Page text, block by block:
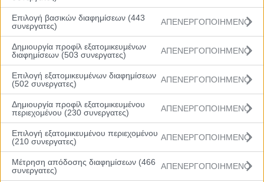
Επιλογή βασικών διαφημίσεων (443
συνεργατες)
ΑΠΕΝΕΡΓΟΠΟΙΗΜΕΝΟ
Δημιουργία προφίλ εξατομικευμένων
διαφημίσεων (503 συνεργατες)
ΑΠΕΝΕΡΓΟΠΟΙΗΜΕΝΟ
Επιλογή εξατομικευμένων διαφημίσεων
(502 συνεργατες)
ΑΠΕΝΕΡΓΟΠΟΙΗΜΕΝΟ
Δημιουργία προφίλ εξατομικευμένου
περιεχομένου (230 συνεργατες)
ΑΠΕΝΕΡΓΟΠΟΙΗΜΕΝΟ
Επιλογή εξατομικευμένου περιεχομένου
(210 συνεργατες)
ΑΠΕΝΕΡΓΟΠΟΙΗΜΕΝΟ
Μέτρηση απόδοσης διαφημίσεων (466
συνεργατες)
ΑΠΕΝΕΡΓΟΠΟΙΗΜΕΝΟ
Follow Us